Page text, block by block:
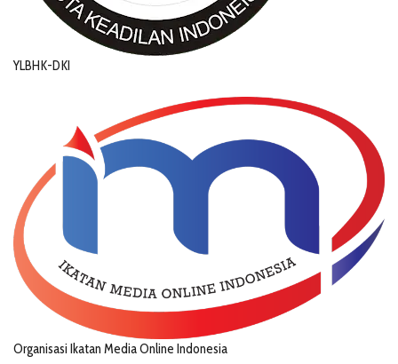
YLBHK-DKI
Organisasi Ikatan Media Online Indonesia